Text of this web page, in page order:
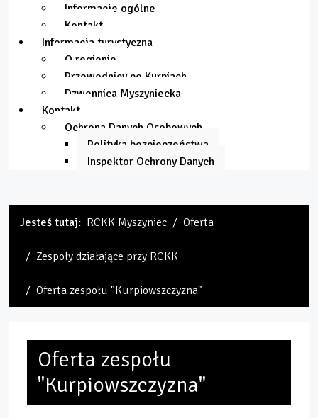
Informacje ogólne
Kontakt
Informacja turystyczna
O regionie
Przewodnicy po Kurpiach
Dzwonnica Myszyniecka
Kontakt
Ochrona Danych Osobowych
Polityka bezpieczeństwa
Inspektor Ochrony Danych
Jesteś tutaj: RCKK Myszyniec Oferta
Zespoły działające przy RCKK
Oferta zespołu "Kurpiowszczyzna"
Oferta zespołu
"Kurpiowszczyzna"